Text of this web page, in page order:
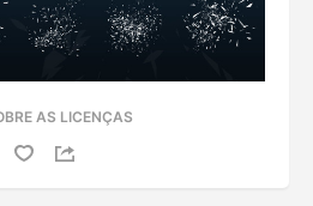
AS LICENÇAS